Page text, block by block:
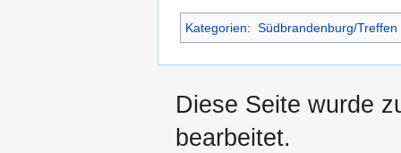
Kategorien: Südbrandenburg/Treffen
Diese Seite wurde
bearbeitet.